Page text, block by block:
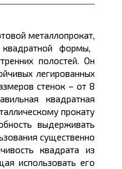
металлопрокат,
формы,
полостей. Он
легированных
стенок – от 8
квадратная
прокату
выдерживать
существенно
квадрата из
использовать его